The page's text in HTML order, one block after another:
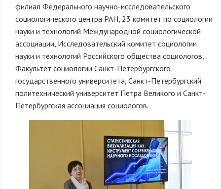
филиал Федерального научно-исследовательского
социологического центра РАН, 23 комитет по социологии
науки и технологий Международной социологической
ассоциации, Исследовательский комитет социологии
науки и технологий Российского общества социологов,
Факультет социологии Санкт-Петербургского
государственного университета, Санкт-Петербургский
политехнический университет Петра Великого и Санкт-
Петербургская ассоциация социологов.